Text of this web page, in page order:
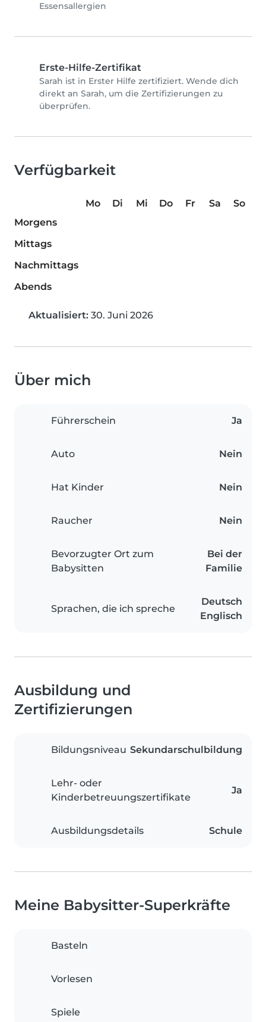
Essensallergien
Erste-Hilfe-Zertifikat
Sarah ist in Erster Hilfe zertifiziert. Wende dich
direkt an Sarah, um die Zertifizierungen zu
überprüfen.
Verfügbarkeit
Mo Di Mi Do Fr Sa
So
Morgens
Mittags
Nachmittags
Abends
Aktualisiert: 30. Juni 2026
Über mich
Führerschein Ja
Auto Nein
Hat Kinder Nein
Raucher Nein
Bevorzugter Ort zum
Babysitten
Bei der
Familie
Sprachen, die ich spreche
Deutsch
Englisch
Ausbildung und
Zertifizierungen
Bildungsniveau Sekundarschulbildung
Lehr- oder
Kinderbetreuungszertifikate
Ja
Ausbildungsdetails Schule
Meine Babysitter-Superkräfte
Basteln
Vorlesen
Spiele